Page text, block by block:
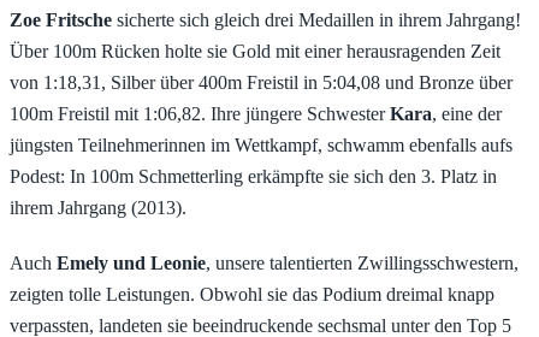
Zoe Fritsche sicherte sich gleich drei Medaillen in ihrem Jahrgang!
Über 100m Rücken holte sie Gold mit einer herausragenden Zeit
von 1:18,31, Silber über 400m Freistil in 5:04,08 und Bronze über
100m Freistil mit 1:06,82. Ihre jüngere SchwesterKara, eine der
jüngsten Teilnehmerinnen im Wettkampf, schwamm ebenfalls aufs
Podest: In 100m Schmetterling erkämpfte sie sich den 3. Platz in
ihrem Jahrgang (2013).
Auch Emely und Leonie, unsere talentierten Zwillingsschwestern,
zeigten tolle Leistungen. Obwohl sie das Podium dreimal knapp
verpassten, landeten sie beeindruckende sechsmal unter den Top 5